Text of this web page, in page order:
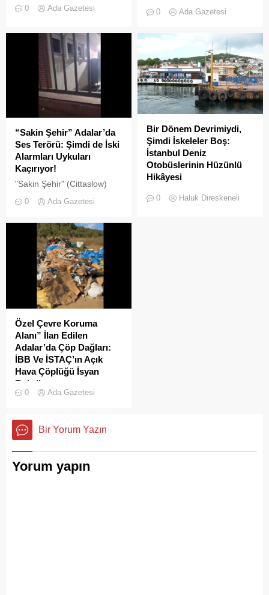
görüntüler "bu kadarına da
0 Ada Gazetesi
olan Adalar ilçesinde,
hareketlilik dikkat çekiyor.
0 Ada Gazetesi
“Sakin Şehir” Adalar’da
Ses Terörü: Şimdi de İski
Alarmları Uykuları
Kaçırıyor!
"Sakin Şehir" (Cittaslow)
Adalar'da gürültü kirliliği
0 Ada Gazetesi
Bir Dönem Devrimiydi,
Şimdi İskeleler Boş:
İstanbul Deniz
Otobüslerinin Hüzünlü
Hikâyesi
İstanbul’da deniz ulaşımı,
0 Haluk Direskeneli
Özel Çevre Koruma
Alanı” İlan Edilen
Adalar’da Çöp Dağları:
İBB Ve İSTAÇ’ın Açık
Hava Çöplüğü İsyan
Ettirdi
Adalar'da çekilen çöp
Sanılanın aksine bu çöpler
duyarsız vatandaşlar
doğanın ortasına dökülüyor
0 Ada Gazetesi
Bir Yorum Yazın
Yorum yapın